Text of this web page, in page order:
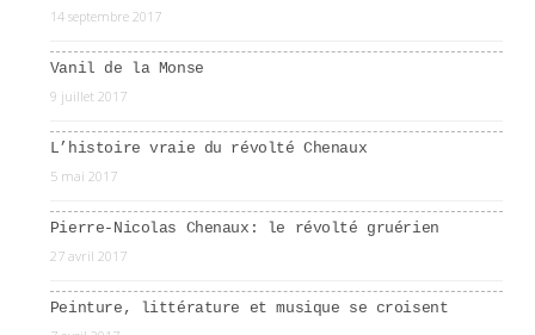
14 septembre 2017
Vanil de la Monse
9 juillet 2017
L’histoire vraie du révolté Chenaux
5 mai 2017
Pierre-Nicolas Chenaux: le révolté gruérien
27 avril 2017
Peinture, littérature et musique se croisent